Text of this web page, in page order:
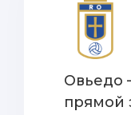
Овьедо
прямой